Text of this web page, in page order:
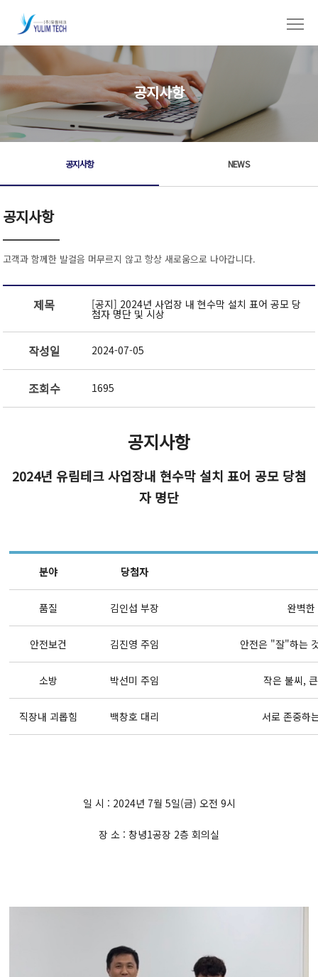
공지사항
공지사항 NEWS
공지사항
고객과 함께한 발걸음 머무르지 않고 항상 새로움으로 나아갑니다.
제목 [공지] 2024년 사업장 내 현수막 설치 표어 공모 당
첨자 명단 및 시상
작성일 2024-07-05
조회수 1695
공지사항
2024년 유림테크 사업장내 현수막 설치 표어 공모 당첨
자 명단
분야 당첨자
품질 김인섭 부장 완벽
안전보건 김진영 주임 안전은 "잘"하는
소방 박선미 주임 작은 불씨,
직장내 괴롭힘 백창호 대리 서로 존중하
일 시 : 2024년 7월 5일(금) 오전 9시
장 소 : 창녕1공장 2층 회의실